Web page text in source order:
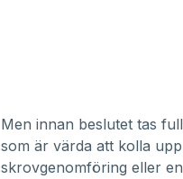
Men innan beslutet tas
som är värda att kolla
skrovgenomföring eller